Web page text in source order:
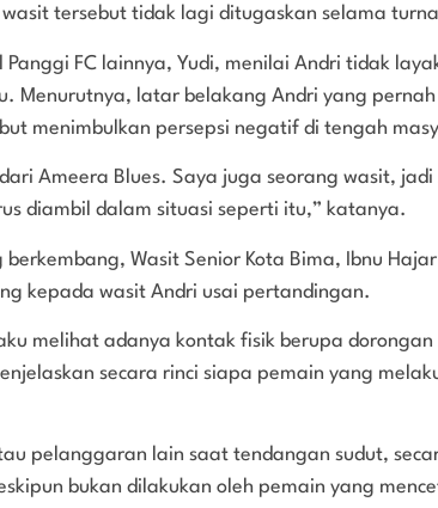
tersebut tidak lagi ditugaskan selama
FC lainnya, Yudi, menilai Andri tidak
Menurutnya, latar belakang Andri yang pernah
menimbulkan persepsi negatif di tengah
Ameera Blues. Saya juga seorang wasit,
diambil dalam situasi seperti itu,” katanya.
Wasit Senior Kota Bima, Ibnu
kepada wasit Andri usai pertandingan.
melihat adanya kontak fisik berupa
secara rinci siapa pemain yang
pelanggaran lain saat tendangan sudut,
bukan dilakukan oleh pemain yang